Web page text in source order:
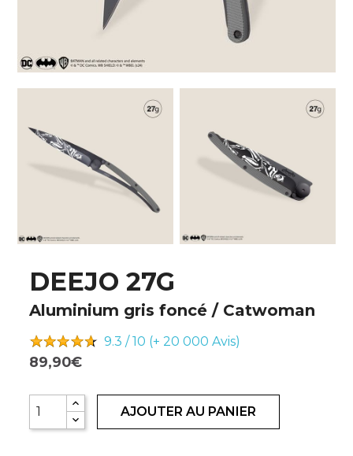
DEEJO 27G
Aluminium gris foncé / Catwoman
9.3 / 10 (+ 20 000 Avis)
89,90€
AJOUTER AU PANIER